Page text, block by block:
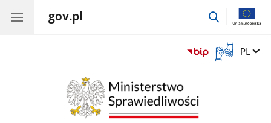
gov.pl
przejdź
Otwórz
okno
Zmień
PL